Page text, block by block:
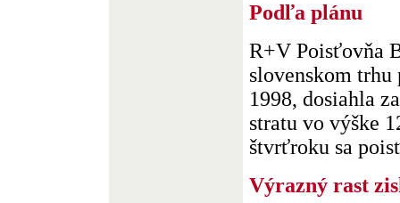
Podľa plánu
R+V Poisťovňa
slovenskom trhu
1998, dosiahla
stratu vo výške
štvrťroku sa
Výrazný rast